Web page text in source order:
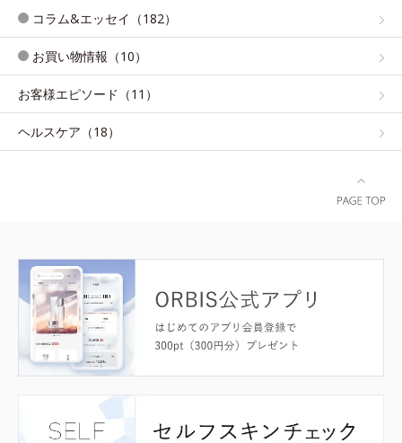
コラム&エッセイ（182）
お買い物情報（10）
お客様エピソード（11）
ヘルスケア（18）